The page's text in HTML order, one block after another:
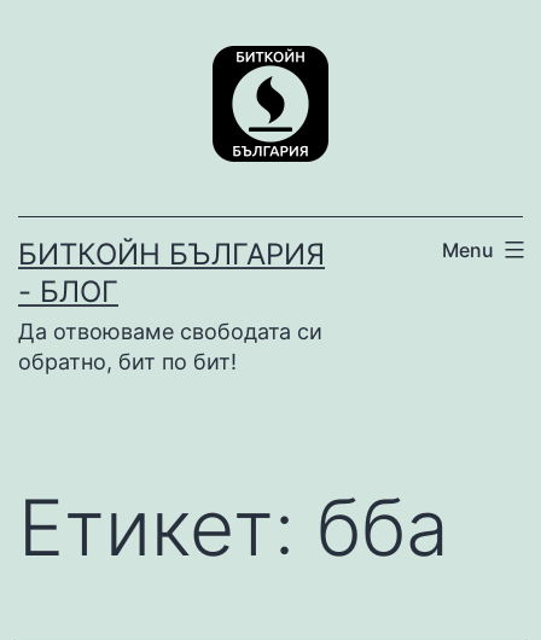
БИТКОЙН БЪЛГАРИЯ
- БЛОГ
Да отвоюваме свободата си
обратно, бит по бит!
Menu
Етикет: бба